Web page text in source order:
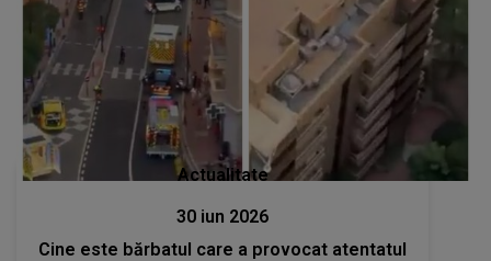
Actualitate
30 iun 2026
Cine este bărbatul care a provocat atentatul